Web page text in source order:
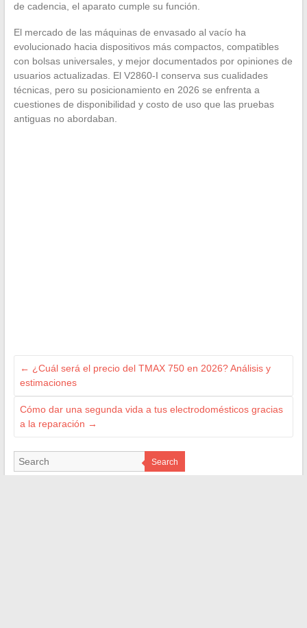
de cadencia, el aparato cumple su función.
El mercado de las máquinas de envasado al vacío ha
evolucionado hacia dispositivos más compactos, compatibles
con bolsas universales, y mejor documentados por opiniones de
usuarios actualizadas. El V2860-I conserva sus cualidades
técnicas, pero su posicionamiento en 2026 se enfrenta a
cuestiones de disponibilidad y costo de uso que las pruebas
antiguas no abordaban.
← ¿Cuál será el precio del TMAX 750 en 2026? Análisis y
estimaciones
Cómo dar una segunda vida a tus electrodomésticos gracias
a la reparación →
Search